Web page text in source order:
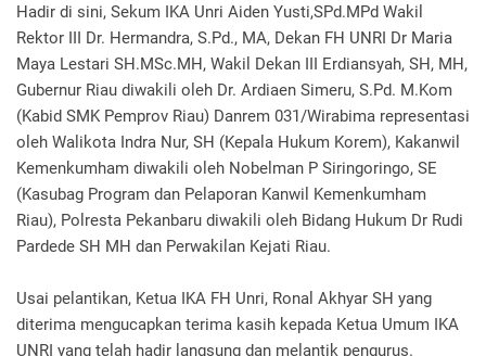
Hadir di sini, Sekum IKA Unri Aiden Yusti,SPd.MPd Wakil
Rektor III Dr. Hermandra, S.Pd., MA, Dekan FH UNRI Dr Maria
Maya Lestari SH.MSc.MH, Wakil Dekan III Erdiansyah, SH, MH,
Gubernur Riau diwakili oleh Dr. Ardiaen Simeru, S.Pd. M.Kom
(Kabid SMK Pemprov Riau) Danrem 031/Wirabima representasi
oleh Walikota Indra Nur, SH (Kepala Hukum Korem), Kakanwil
Kemenkumham diwakili oleh Nobelman P Siringoringo, SE
(Kasubag Program dan Pelaporan Kanwil Kemenkumham
Riau), Polresta Pekanbaru diwakili oleh Bidang Hukum Dr Rudi
Pardede SH MH dan Perwakilan Kejati Riau.
Usai pelantikan, Ketua IKA FH Unri, Ronal Akhyar SH yang
diterima mengucapkan terima kasih kepada Ketua Umum IKA
UNRI yang telah hadir langsung dan melantik pengurus.